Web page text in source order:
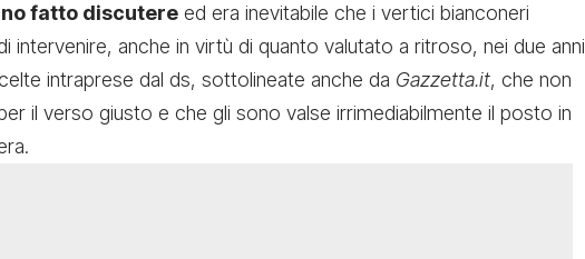
fatto discutere ed era inevitabile che i vertici bianconeri
intervenire, anche in virtù di quanto valutato a ritroso, nei due anni
intraprese dal ds, sottolineate anche da Gazzetta.it, che non
il verso giusto e che gli sono valse irrimediabilmente il posto in